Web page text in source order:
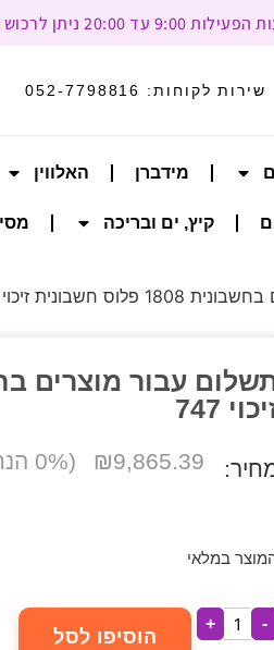
ז’בוטינסקי 93, רמת גן
שירות לקוחות: 052-7798816
מידברן האלווין
קיץ, ים ובריכה
חשבונית זיכוי 747
747
₪9,865.39 (0% הנחה)
במלאי
-
+
הוסיפו לסל